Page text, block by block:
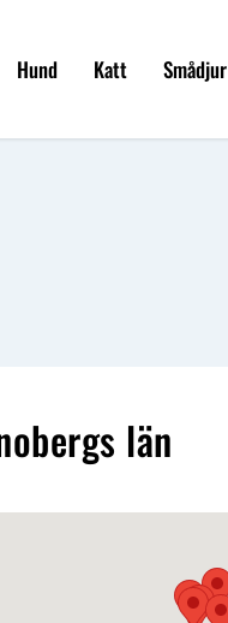
Hund Katt Smådjur
län